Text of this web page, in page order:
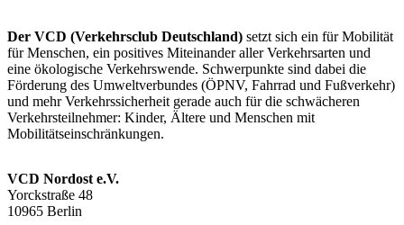
Der VCD (Verkehrsclub Deutschland) setzt sich ein für Mobilität
für Menschen, ein positives Miteinander aller Verkehrsarten und
eine ökologische Verkehrswende. Schwerpunkte sind dabei die
Förderung des Umweltverbundes (ÖPNV, Fahrrad und Fußverkehr)
und mehr Verkehrssicherheit gerade auch für die schwächeren
Verkehrsteilnehmer: Kinder, Ältere und Menschen mit
Mobilitätseinschränkungen.
VCD Nordost e.V.
Yorckstraße 48
10965 Berlin